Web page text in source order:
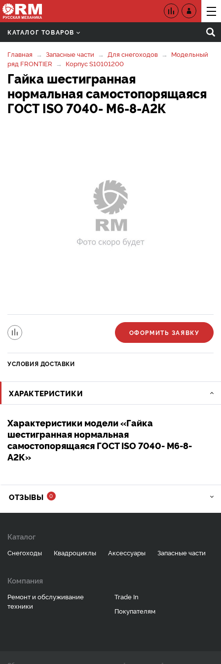
КАТАЛОГ ТОВАРОВ
Главная Запасные части Для снегоходов
Модельный
ряд FRONTIER
Корпус S10101200
Гайка шестигранная
нормальная самостопорящаяся
ГОСТ ISO 7040- M6-8-А2К
ОФОРМИТЬ ЗАЯВКУ
УСЛОВИЯ ДОСТАВКИ
ХАРАКТЕРИСТИКИ
Характеристики модели «Гайка
шестигранная нормальная
самостопорящаяся ГОСТ ISO 7040- M6-8-
А2К»
ОТЗЫВЫ 0
Каталог
Снегоходы Квадроциклы Аксессуары Запасные части
Компания
Ремонт и обслуживание
техники
Trade In
Покупателям